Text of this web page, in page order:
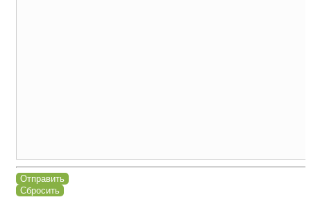
Отправить
Сбросить